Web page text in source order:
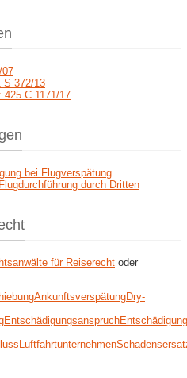
07
S 372/13
425 C 1171/17
bei Flugverspätung
durch Dritten
für Reiserecht oder
AnkunftsverspätungDry-
Entschädigungsanspruch
Luftfahrtunternehmen